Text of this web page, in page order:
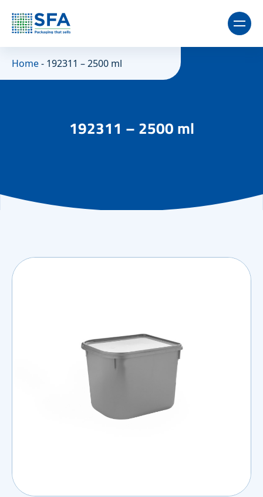
Home- 192311 – 2500 ml
192311 – 2500 ml